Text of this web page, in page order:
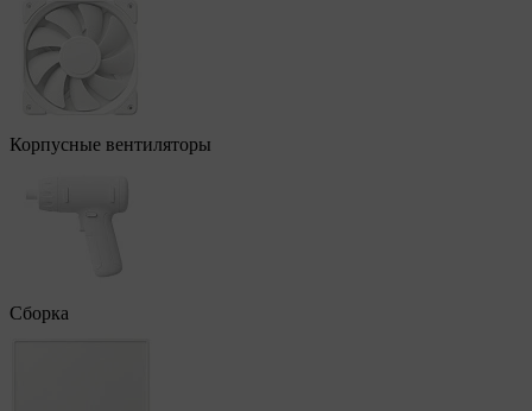
Корпусные вентиляторы
Сборка